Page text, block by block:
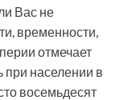
Вас не
временности,
отмечает
при населении в
восемьдесят